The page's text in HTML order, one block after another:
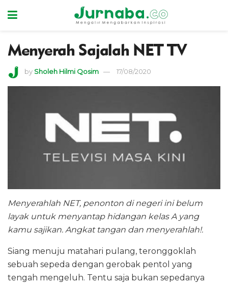
Menyerah Sajalah NET TV
by Sholeh Hilmi Qosim 17/08/2020
Menyerahlah NET, penonton di negeri ini belum
layak untuk menyantap hidangan kelas A yang
kamu sajikan. Angkat tangan dan menyerahlah!.
Siang menuju matahari pulang, teronggoklah
sebuah sepeda dengan gerobak pentol yang
tengah mengeluh. Tentu saja bukan sepedanya